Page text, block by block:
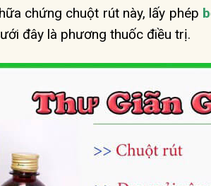
chứng chuột rút này, lấy phép
đây là phương thuốc điều trị.